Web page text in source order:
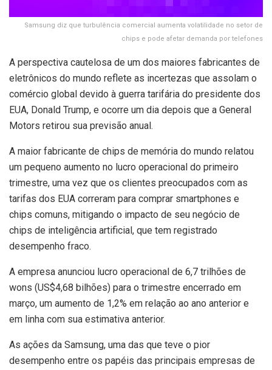
Samsung diz que turbulência comercial aumenta volatilidade no setor de
chips e pode afetar demanda por telefones
A perspectiva cautelosa de um dos maiores fabricantes de
eletrônicos do mundo reflete as incertezas que assolam o
comércio global devido à guerra tarifária do presidente dos
EUA, Donald Trump, e ocorre um dia depois que a General
Motors retirou sua previsão anual.
A maior fabricante de chips de memória do mundo relatou
um pequeno aumento no lucro operacional do primeiro
trimestre, uma vez que os clientes preocupados com as
tarifas dos EUA correram para comprar smartphones e
chips comuns, mitigando o impacto de seu negócio de
chips de inteligência artificial, que tem registrado
desempenho fraco.
A empresa anunciou lucro operacional de 6,7 trilhões de
wons (US$4,68 bilhões) para o trimestre encerrado em
março, um aumento de 1,2% em relação ao ano anterior e
em linha com sua estimativa anterior.
As ações da Samsung, uma das que teve o pior
desempenho entre os papéis das principais empresas de